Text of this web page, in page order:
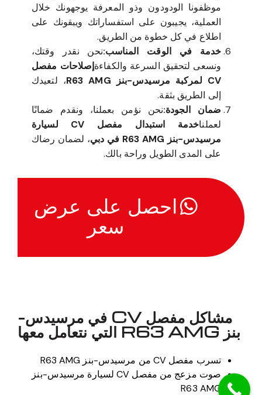
موظفونا الودودون وذو المعرفة يوجهونك خلال
العملية، يجيبون على استفساراتك ويبقونك على
اطلاع في كل خطوة من الطريق.
خدمة في الوقت المناسب:نحن نقدر وقتك،
ونسعى لتحقيق السرعة والكفاءةإصلاحات مفصل
CV لمركبة مرسيدس-بنز R63 AMG
، لتعيدك
إلى الطريق بثقة.
ضمان الجودة:نحن نؤمن بعملنا، ونقدم ضمانًا
لعملنا
خدمة استبدال مفصل CV لسيارة
مرسيدس-بنز R63 AMG في دبي
، لضمان رضاك
على المدى الطويل وراحة بالك.
احصل على عرض
سعر
مشاكل مفصل CV في مرسيدس-
بنز R63 AMG التي نتعامل معها
تسرب مفصل CV من مرسيدس-بنز R63 AMG
صوت مزعج من مفصل CV لسيارة مرسيدس-بنز
R63 AMG